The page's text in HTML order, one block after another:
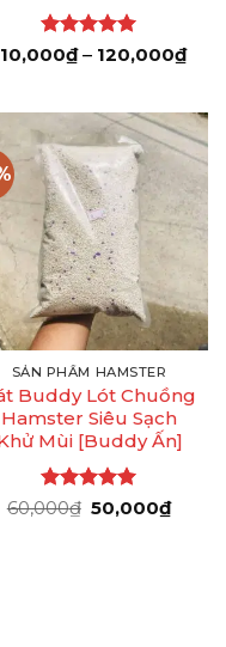
Được xếp
₫ – 120,000₫
giá:
đến
SẢN PHẨM HAMSTER
Buddy Lót Chuồng
Hamster Siêu Sạch
Mùi [Buddy Ấn]
Được xếp
60,000₫ Giá
50,000₫Giá